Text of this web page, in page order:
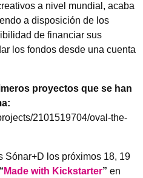
a nivel mundial, acaba
a disposición de los
de financiar sus
los fondos desde una cuenta
proyectos que se han
2101519704/oval-the-
Sónar+D los próximos 18, 19
“ Made with Kickstarter” en